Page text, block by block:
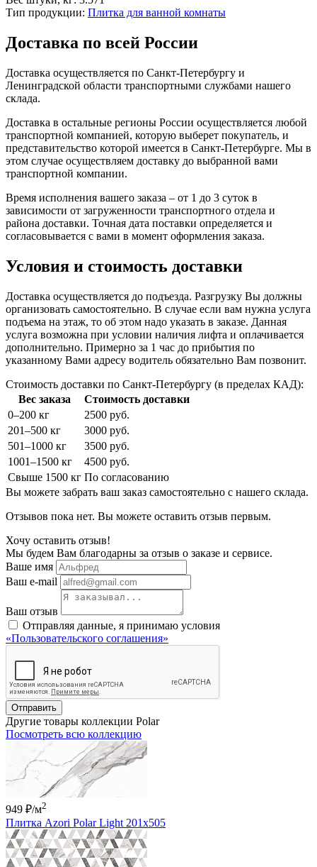
Тип продукции: Плитка для ванной комнаты
Доставка по всей России
Доставка осуществляется по Санкт-Петербургу и
Ленинградской области транспортными службами нашего
склада.
Доставка в остальные регионы России осуществляется любой
транспортной компанией, которую выберет покупатель, и
представительство которой имеется в Санкт-Петербурге. Мы в
этом случае осуществляем доставку до выбранной вами
транспортной компании.
Время исполнения вашего заказа – от 1 до 3 суток в
зависимости от загруженности транспортного отдела и
района доставки. Точная дата поставки определяется и
согласовывается с вами в момент оформления заказа.
Условия и стоимость доставки
Доставка осуществляется до подъезда. Разгрузку Вы должны
организовать самостоятельно. В случае если вам нужна услуга
подъема на этаж, то об этом надо указать в заказе. Данная
услуга возможна при условии наличия лифта и оплачивается
дополнительно. Примерно за 1 час до прибытия по
указанному Вами адресу водитель обязательно Вам позвонит.
Стоимость доставки по Санкт-Петербургу (в пределах КАД):
Вес заказа
Стоимость доставки
0–200 кг
2500 руб.
201–500 кг
3000 руб.
501–1000 кг
3500 руб.
1001–1500 кг
4500 руб.
Свыше 1500 кг По согласованию
Вы можете забрать ваш заказ самостоятельно с нашего склада.
Отзывов пока нет. Вы можете оставить отзыв первым.
Хочу оставить отзыв!
Мы будем Вам благодарны за отзыв о заказе и сервисе.
Ваше имя
Ваш e-mail
Ваш отзыв
Отправляя данные, я принимаю условия
«Пользовательского соглашения»
Отправить
Другие товары коллекции Polar
Посмотреть всю коллекцию
949 ₽/м2
Плитка Azori Polar Light 201x505